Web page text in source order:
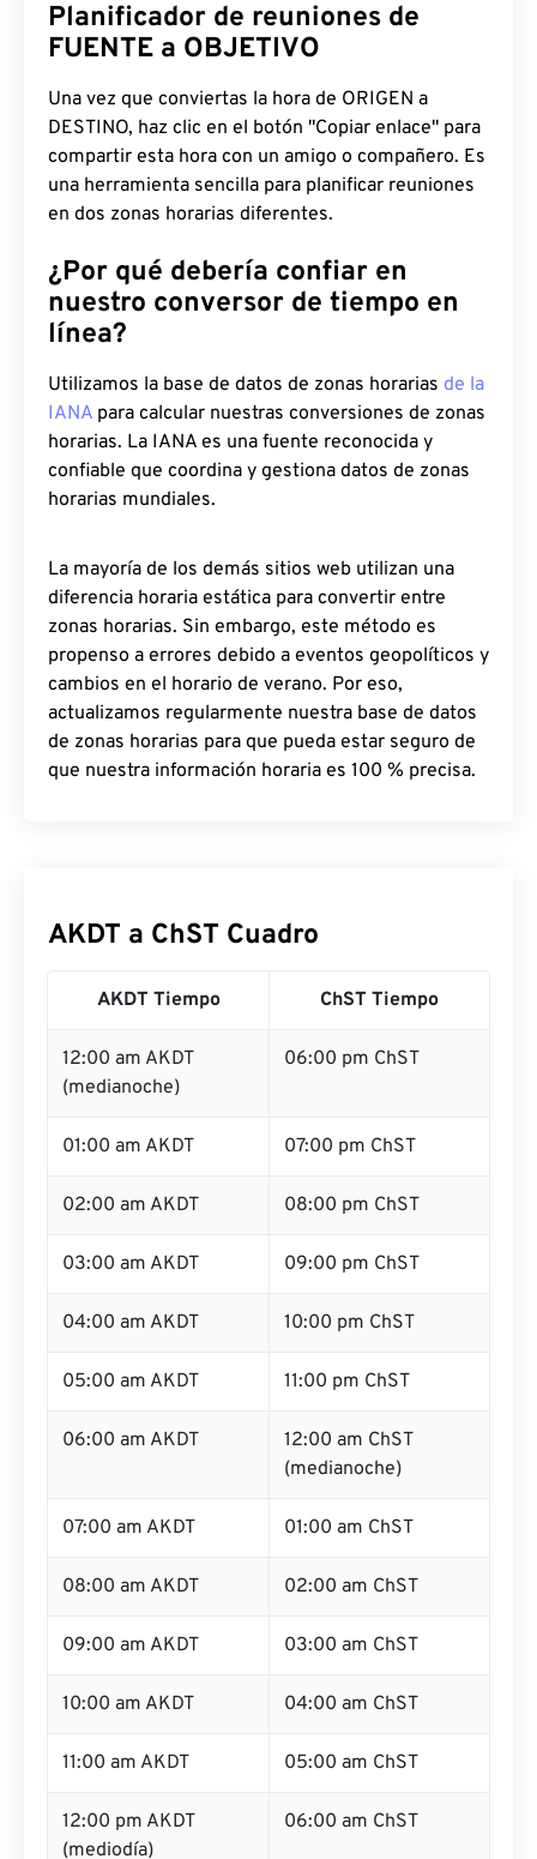
Planificador de reuniones de
FUENTE a OBJETIVO
Una vez que conviertas la hora de ORIGEN a
DESTINO, haz clic en el botón "Copiar enlace" para
compartir esta hora con un amigo o compañero. Es
una herramienta sencilla para planificar reuniones
en dos zonas horarias diferentes.
¿Por qué debería confiar en
nuestro conversor de tiempo en
línea?
Utilizamos la base de datos de zonas horarias de la
IANA para calcular nuestras conversiones de zonas
horarias. La IANA es una fuente reconocida y
confiable que coordina y gestiona datos de zonas
horarias mundiales.
La mayoría de los demás sitios web utilizan una
diferencia horaria estática para convertir entre
zonas horarias. Sin embargo, este método es
propenso a errores debido a eventos geopolíticos y
cambios en el horario de verano. Por eso,
actualizamos regularmente nuestra base de datos
de zonas horarias para que pueda estar seguro de
que nuestra información horaria es 100 % precisa.
AKDT a ChST Cuadro
AKDT Tiempo ChST Tiempo
12:00 am AKDT
(medianoche)
06:00 pm ChST
01:00 am AKDT 07:00 pm ChST
02:00 am AKDT 08:00 pm ChST
03:00 am AKDT 09:00 pm ChST
04:00 am AKDT 10:00 pm ChST
05:00 am AKDT 11:00 pm ChST
06:00 am AKDT
12:00 am ChST
(medianoche)
07:00 am AKDT 01:00 am ChST
08:00 am AKDT 02:00 am ChST
09:00 am AKDT 03:00 am ChST
10:00 am AKDT 04:00 am ChST
11:00 am AKDT 05:00 am ChST
12:00 pm AKDT
(mediodía)
06:00 am ChST